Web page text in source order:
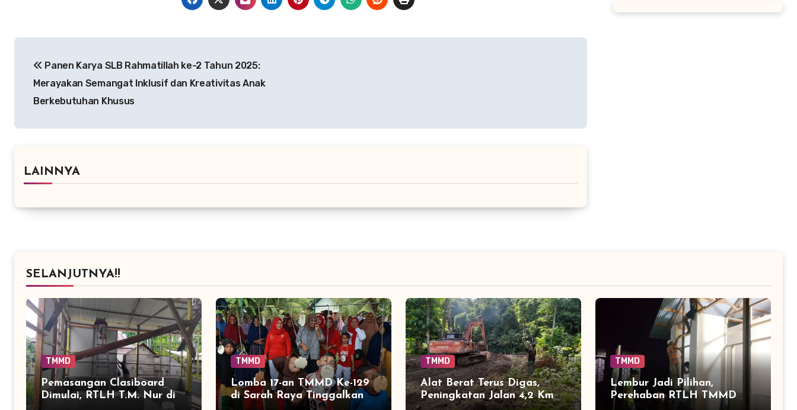
pos Panen Karya SLB Rahmatillah ke-2 Tahun 2025:
Merayakan Semangat Inklusif dan Kreativitas Anak
Berkebutuhan Khusus
LAINNYA
SELANJUTNYA!!
TMMD
Pemasangan Clasiboard
Dimulai, RTLH T.M. Nur di
TMMD
Lomba 17-an TMMD Ke-129
di Sarah Raya Tinggalkan
TMMD
Alat Berat Terus Digas,
Peningkatan Jalan 4,2 Km
TMMD
Lembur Jadi Pilihan,
Perehaban RTLH TMMD